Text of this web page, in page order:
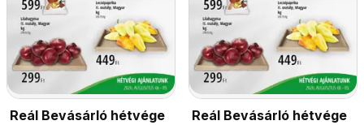
Reál Bevásárló hétvége
Reál Bevásárló hétvége